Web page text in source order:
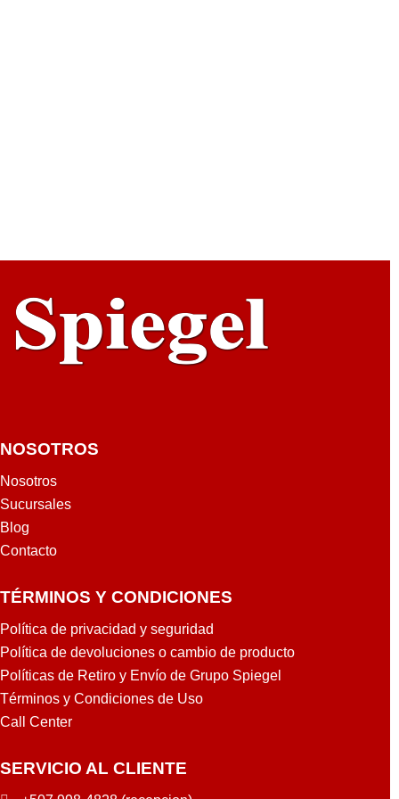
NOSOTROS
Nosotros
Sucursales
Blog
Contacto
TÉRMINOS Y CONDICIONES
Política de privacidad y seguridad
Política de devoluciones o cambio de producto
Políticas de Retiro y Envío de Grupo Spiegel
Términos y Condiciones de Uso
Call Center
SERVICIO AL CLIENTE